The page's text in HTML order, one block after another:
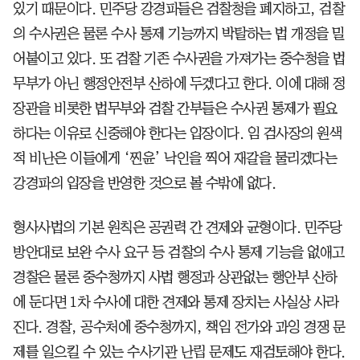
있기 때문이다. 민주당 강경파들은 검찰청을 폐지하고, 검찰
의 수사권은 물론 수사 통제 기능까지 박탈하는 법 개정을 밀
어붙이고 있다. 또 검찰 기존 수사권을 가져가는 중수청을 법
무부가 아닌 행정안전부 산하에 두겠다고 한다. 이에 대해 정
장관을 비롯한 법무부와 검찰 간부들은 수사권 통제가 필요
하다는 이유로 신중해야 한다는 입장이다. 임 검사장의 원색
적 비난은 이들에게 ‘찐윤’ 낙인을 찍어 재갈을 물리겠다는
강경파의 입장을 반영한 것으로 볼 수밖에 없다.
형사사법의 기본 원칙은 공권력 간 견제와 균형이다. 민주당
방안대로 보완 수사 요구 등 검찰의 수사 통제 기능을 없애고
경찰은 물론 중수청까지 사법 행정과 상관없는 행안부 산하
에 둔다면 1차 수사에 대한 견제와 통제 장치는 사실상 사라
진다. 경찰, 공수처에 중수청까지, 책임 전가와 과잉 경쟁 문
제를 일으킬 수 있는 수사기관 난립 문제도 재검토해야 한다.